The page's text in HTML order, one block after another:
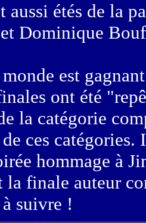
aussi étés de la
Dominique
est
ont été
la catégorie
ces
hommage à
la finale auteur
suivre !